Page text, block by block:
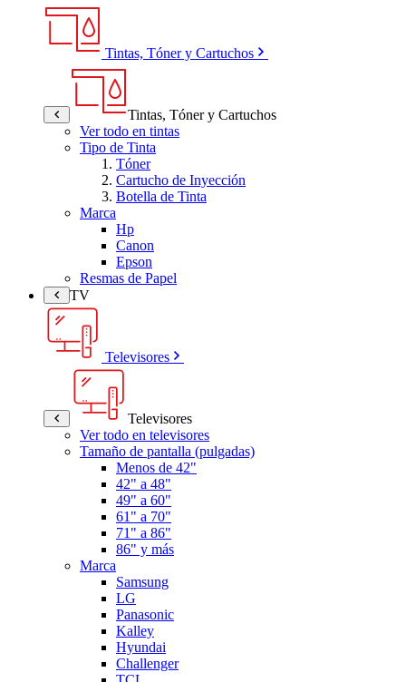
Tintas, Tóner y Cartuchos
Tintas, Tóner y Cartuchos
Ver todo en tintas
Tipo de Tinta
Tóner
Cartucho de Inyección
Botella de Tinta
Marca
Hp
Canon
Epson
Resmas de Papel
TV
Televisores
Televisores
Ver todo en televisores
Tamaño de pantalla (pulgadas)
Menos de 42"
42" a 48"
49" a 60"
61" a 70"
71" a 86"
86" y más
Marca
Samsung
LG
Panasonic
Kalley
Hyundai
Challenger